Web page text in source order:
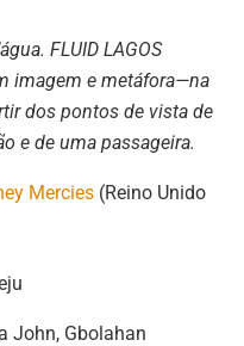
FLUID LAGOS
imagem e metáfora—na
dos pontos de vista de
e de uma passageira.
Mercies (Reino Unido
John, Gbolahan